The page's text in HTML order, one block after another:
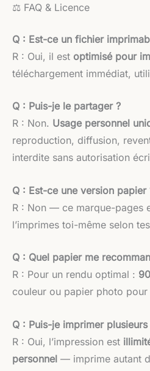
⚖️ FAQ & Licence
Q : Est-ce un fichier
R : Oui, il est optimisé pour
téléchargement immédiat,
Q : Puis-je le partager ?
R : Non. Usage personnel
reproduction, diffusion,
interdite sans autorisation
Q : Est-ce une version papier
R : Non — ce marque-pages
l’imprimes toi-même selon
Q : Quel papier me
R : Pour un rendu optimal :
couleur ou papier photo
Q : Puis-je imprimer
R : Oui, l’impression est
personnel — imprime autant